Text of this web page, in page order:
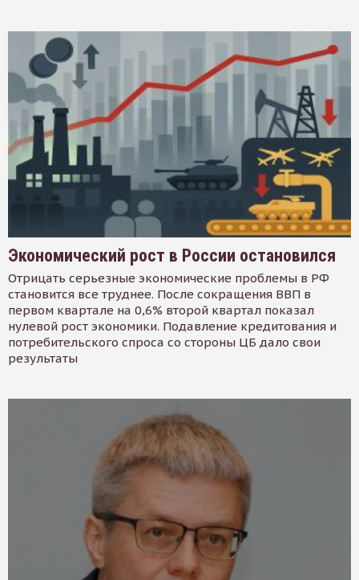
Экономический рост в России остановился
Отрицать серьезные экономические проблемы в РФ
становится все труднее. После сокращения ВВП в
первом квартале на 0,6% второй квартал показал
нулевой рост экономики. Подавление кредитования и
потребительского спроса со стороны ЦБ дало свои
результаты